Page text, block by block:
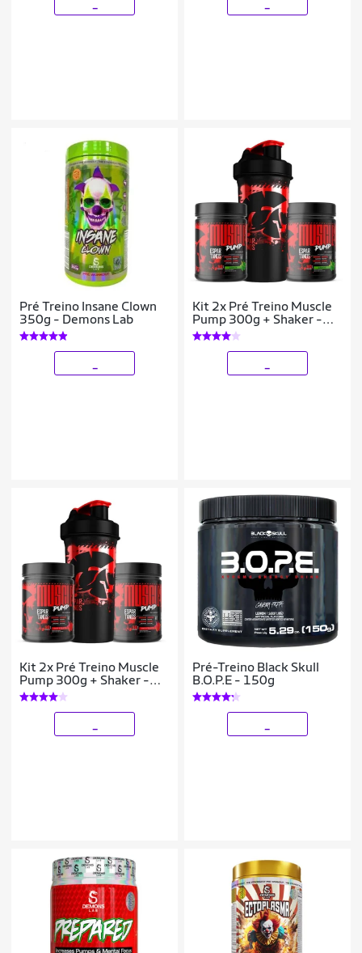
Pré Treino Insane Clown
350g - Demons Lab
Kit 2x Pré Treino Muscle
Pump 300g + Shaker -
Espartanos
Kit 2x Pré Treino Muscle
Pump 300g + Shaker -
Espartanos
Pré-Treino Black Skull
B.O.P.E - 150g